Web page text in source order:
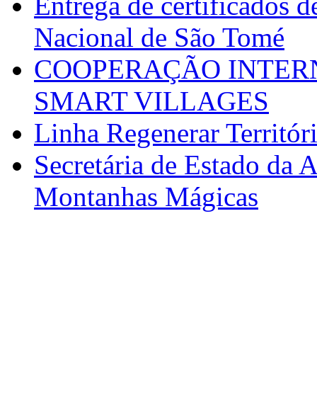
Nacional de São Tomé
COOPERAÇÃO
SMART VILLAGES
Linha Regenerar
Secretária de Estado da
Montanhas Mágicas